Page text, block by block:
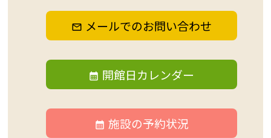
メールでのお問い合わせ
開館日カレンダー
施設の予約状況